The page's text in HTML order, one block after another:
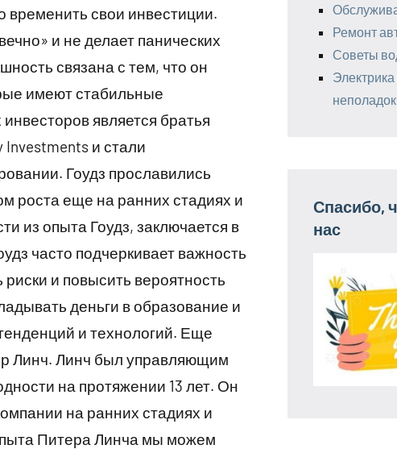
временить свои инвестиции.
и не делает панических
связана с тем, что он
имеют стабильные
является братья
и стали
Гоудз прославились
роста еще на ранних стадиях и
из опыта Гоудз, заключается в
часто подчеркивает важность
и повысить вероятность
деньги в образование и
и технологий. Еще
Линч. Линч был управляющим
на протяжении 13 лет. Он
на ранних стадиях и
Питера Линча мы можем
Ремонт
Советы
неполадок
Спасибо,
нас